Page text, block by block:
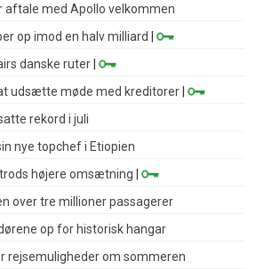
aftale med Apollo velkommen
op imod en halv milliard
|
danske ruter |
udsætte møde med kreditorer |
rekord i juli
nye topchef i Etiopien
højere omsætning |
over tre millioner passagerer
op for historisk hangar
rejsemuligheder om sommeren